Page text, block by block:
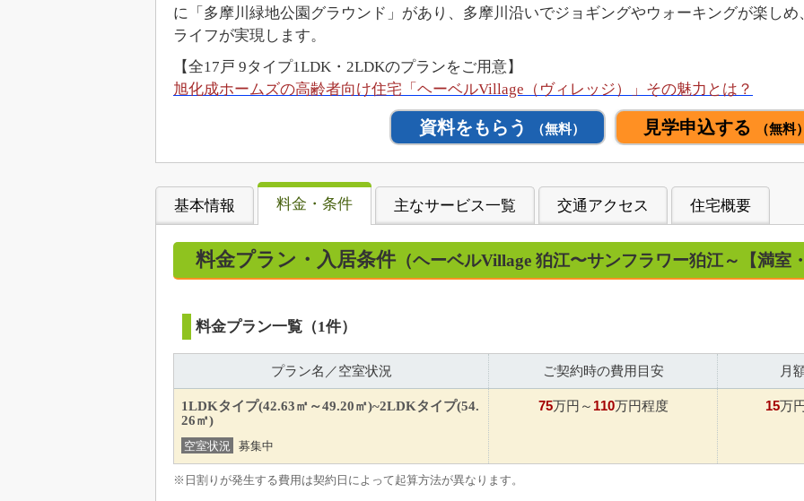
に「多摩川緑地公園グラウンド」があり、多摩川沿いでジョギングやウォーキングが楽し
ライフが実現します。
【全17戸 9タイプ1LDK・2LDKのプランをご用意】
旭化成ホームズの高齢者向け住宅「ヘーベルVillage（ヴィレッジ）」その魅力とは？
資料をもらう （無料） 見学申込する （無料
基本情報 料金・条件 主なサービス一覧 交通アクセス 住宅概要
料金プラン・入居条件 （ヘーベルVillage 狛江〜サンフラワー狛江～【満室
料金プラン一覧（1件）
プラン名／空室状況 ご契約時の費用目安 月
1LDKタイプ(42.63㎡～49.20㎡)~2LDKタイプ(54.
26㎡)
空室状況 募集中
75万円～ 110万円程度 15万
※日割りが発生する費用は契約日によって起算方法が異なります。